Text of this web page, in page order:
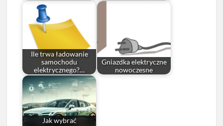
Ile trwa ładowanie
samochodu
elektrycznego?…
Gniazdka elektryczne
nowoczesne
Jak wybrać